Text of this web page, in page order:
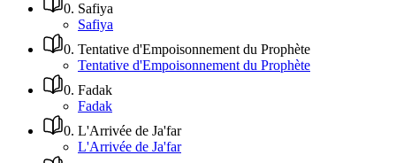
0. Safiya
Safiya
0. Tentative d'Empoisonnement du Prophète
Tentative d'Empoisonnement du Prophète
0. Fadak
Fadak
0. L'Arrivée de Ja'far
L'Arrivée de Ja'far